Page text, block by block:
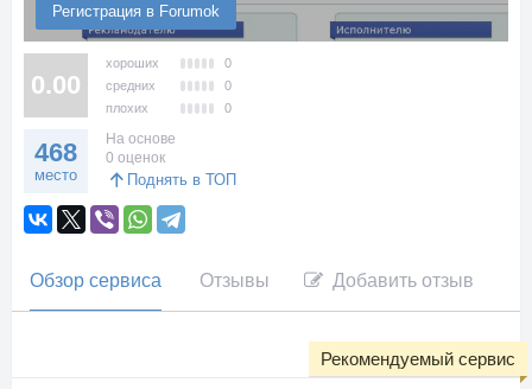
Регистрация в Forumok
0.00
хороших
0
средних
0
плохих
0
468
место
На основе
0 оценок
Поднять в ТОП
Обзор сервиса Отзывы Добавить отзыв
Рекомендуемый сервис